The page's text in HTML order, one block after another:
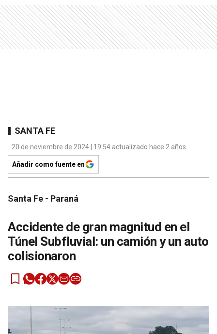
SANTA FE
20 de noviembre de 2024 | 19:54 actualizado hace 2 años
Añadir como fuente en
Santa Fe - Paraná
Accidente de gran magnitud en el
Túnel Subfluvial: un camión y un auto
colisionaron